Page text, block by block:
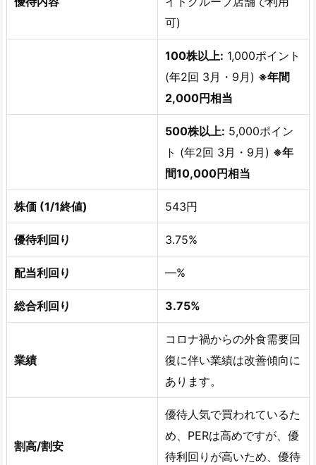
可)
100株以上: 1,000ポイント
(年2回 3月・9月) ※年間
2,000円相当
500株以上: 5,000ポイン
ト (年2回 3月・9月) ※年
間10,000円相当
株価 (1/1終値) 543円
優待利回り 3.75%
配当利回り —%
総合利回り 3.75%
業績
コロナ禍からの外食需要回
復に伴い業績は改善傾向に
あります。
割高/割安
優待人気で買われているた
め、PERは高めですが、優
待利回りが高いため、優待